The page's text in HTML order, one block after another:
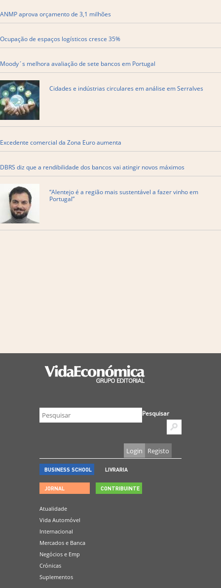
ANMP aprova orçamento de 3,1 milhões
Ocupação de espaços logísticos cresce 35%
Moody´s melhora avaliação de sete bancos em Portugal
Cidades e indústrias circulares em análise em Serralves
Excedente comercial da Zona Euro aumenta
DBRS diz que a rendibilidade dos bancos vai atingir novos máximos
“Alentejo é a região mais sustentável a fazer vinho em
Portugal”
Pesquisar
Login Registo
BUSINESS SCHOOL LIVRARIA
JORNAL
Atualidade
Vida Automóvel
Internacional
Mercados e Banca
Negócios e Emp
Crónicas
Suplementos
CONTRIBUINTE